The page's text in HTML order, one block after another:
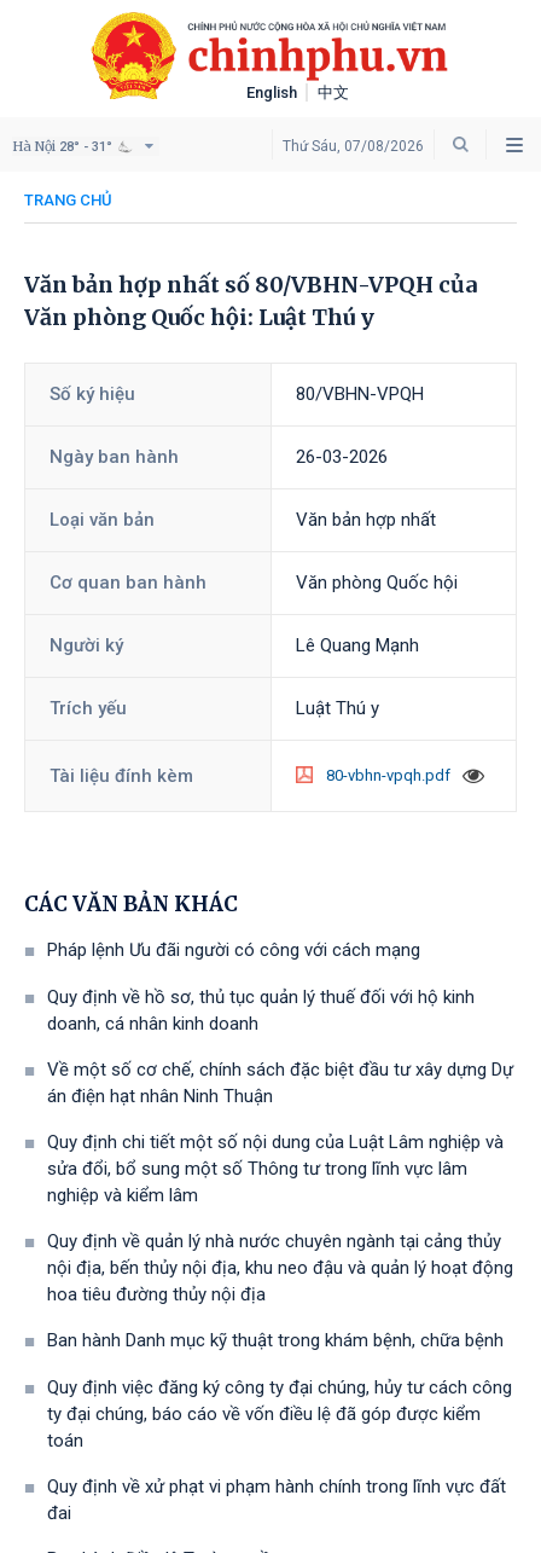
English 中文
Thứ Sáu, 07/08/2026
Hà Nội 28° - 31°
TRANG CHỦ
Văn bản hợp nhất số 80/VBHN-VPQH của
Văn phòng Quốc hội: Luật Thú y
Số ký hiệu 80/VBHN-VPQH
Ngày ban hành 26-03-2026
Loại văn bản Văn bản hợp nhất
Cơ quan ban hành Văn phòng Quốc hội
Người ký Lê Quang Mạnh
Trích yếu Luật Thú y
Tài liệu đính kèm 80-vbhn-vpqh.pdf
CÁC VĂN BẢN KHÁC
Pháp lệnh Ưu đãi người có công với cách mạng
Quy định về hồ sơ, thủ tục quản lý thuế đối với hộ kinh
doanh, cá nhân kinh doanh
Về một số cơ chế, chính sách đặc biệt đầu tư xây dựng Dự
án điện hạt nhân Ninh Thuận
Quy định chi tiết một số nội dung của Luật Lâm nghiệp và
sửa đổi, bổ sung một số Thông tư trong lĩnh vực lâm
nghiệp và kiểm lâm
Quy định về quản lý nhà nước chuyên ngành tại cảng thủy
nội địa, bến thủy nội địa, khu neo đậu và quản lý hoạt động
hoa tiêu đường thủy nội địa
Ban hành Danh mục kỹ thuật trong khám bệnh, chữa bệnh
Quy định việc đăng ký công ty đại chúng, hủy tư cách công
ty đại chúng, báo cáo về vốn điều lệ đã góp được kiểm
toán
Quy định về xử phạt vi phạm hành chính trong lĩnh vực đất
đai